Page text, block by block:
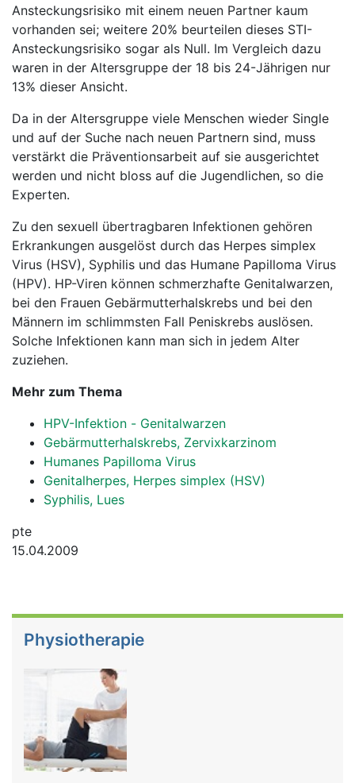
Ansteckungsrisiko mit einem neuen Partner kaum
vorhanden sei; weitere 20% beurteilen dieses STI-
Ansteckungsrisiko sogar als Null. Im Vergleich dazu
waren in der Altersgruppe der 18 bis 24-Jährigen nur
13% dieser Ansicht.
Da in der Altersgruppe viele Menschen wieder Single
und auf der Suche nach neuen Partnern sind, muss
verstärkt die Präventionsarbeit auf sie ausgerichtet
werden und nicht bloss auf die Jugendlichen, so die
Experten.
Zu den sexuell übertragbaren Infektionen gehören
Erkrankungen ausgelöst durch das Herpes simplex
Virus (HSV), Syphilis und das Humane Papilloma Virus
(HPV). HP-Viren können schmerzhafte Genitalwarzen,
bei den Frauen Gebärmutterhalskrebs und bei den
Männern im schlimmsten Fall Peniskrebs auslösen.
Solche Infektionen kann man sich in jedem Alter
zuziehen.
Mehr zum Thema
HPV-Infektion - Genitalwarzen
Gebärmutterhalskrebs, Zervixkarzinom
Humanes Papilloma Virus
Genitalherpes, Herpes simplex (HSV)
Syphilis, Lues
pte
15.04.2009
Physiotherapie